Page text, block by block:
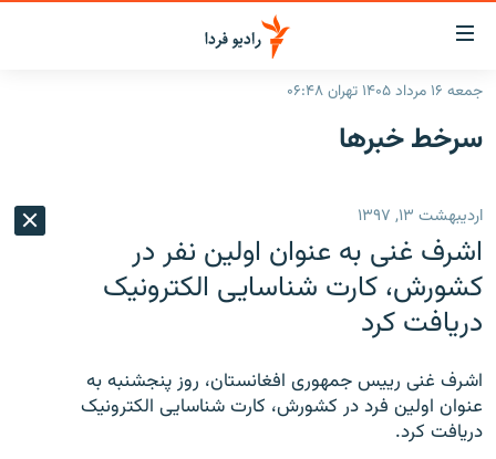
لینک‌های
قابلیت
دسترسی
بازگشت
اصلی
رفتن
به
صفحه
جستجو
ایران
رادیو
انتخاب کنید و بشنوید
برنامه‌های رادیویی
پادکست
چندرسانه‌ای
گزارش‌های ویدئویی
English
جمعه ۱۶ مرداد ۱۴۰۵ تهران ۰۶:۴۸
سرخط‌ خبرها
اردیبهشت ۱۳, ۱۳۹۷
اشرف غنی به عنوان اولین نفر در
کشورش، کارت شناسایی الکترونیک
دریافت کرد
اشرف غنی رییس جمهوری افغانستان، روز پنجشنبه به
عنوان اولین فرد در کشورش، کارت شناسایی الکترونیک
دریافت کرد.